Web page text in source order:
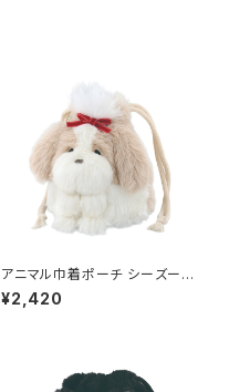
アニマル巾着ポーチ シーズー G
PO0408-C
¥2,420